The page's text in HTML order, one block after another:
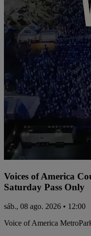
Voices of America
Saturday Pass Only
sáb., 08 ago. 2026 • 12:00
Voice of America